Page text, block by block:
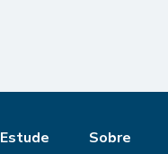
Estude Sobre